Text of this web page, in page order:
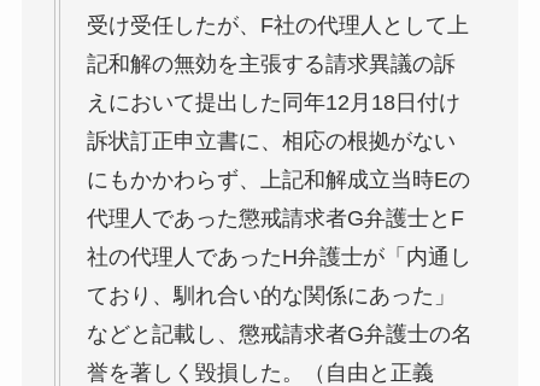
受け受任したが、F社の代理人として上
記和解の無効を主張する請求異議の訴
えにおいて提出した同年12月18日付け
訴状訂正申立書に、相応の根拠がない
にもかかわらず、上記和解成立当時Eの
代理人であった懲戒請求者G弁護士とF
社の代理人であったH弁護士が「内通し
ており、馴れ合い的な関係にあった」
などと記載し、懲戒請求者G弁護士の名
誉を著しく毀損した。（自由と正義